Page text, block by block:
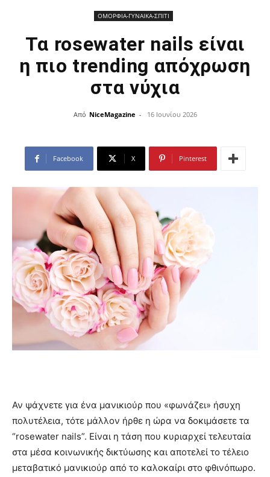
ΟΜΟΡΦΙΑ-ΓΥΝΑΙΚΑ-ΣΠΙΤΙ
Τα rosewater nails είναι
η πιο trending απόχρωση
στα νύχια
Από NiceMagazine - 16 Ιουνίου 2026
Facebook X Pinterest
Αν ψάχνετε για ένα μανικιούρ που «φωνάζει» ήσυχη
πολυτέλεια, τότε μάλλον ήρθε η ώρα να δοκιμάσετε τα
“rosewater nails”. Είναι η τάση που κυριαρχεί τελευταία
στα μέσα κοινωνικής δικτύωσης και αποτελεί το τέλειο
μεταβατικό μανικιούρ από το καλοκαίρι στο φθινόπωρο.